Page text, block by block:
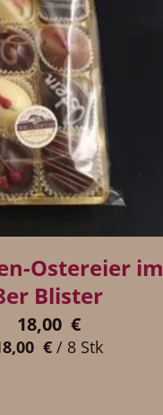
Ostereier im
Blister
18,00 €
€ / 8 Stk